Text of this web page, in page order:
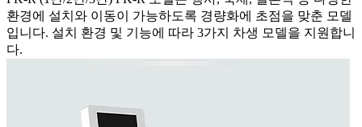
환경에 설치와 이동이 가능하도록 경량화에 초점을 맞춘 모델
입니다. 설치 환경 및 기능에 따라 3가지 차생 모델을 지원합니
다.